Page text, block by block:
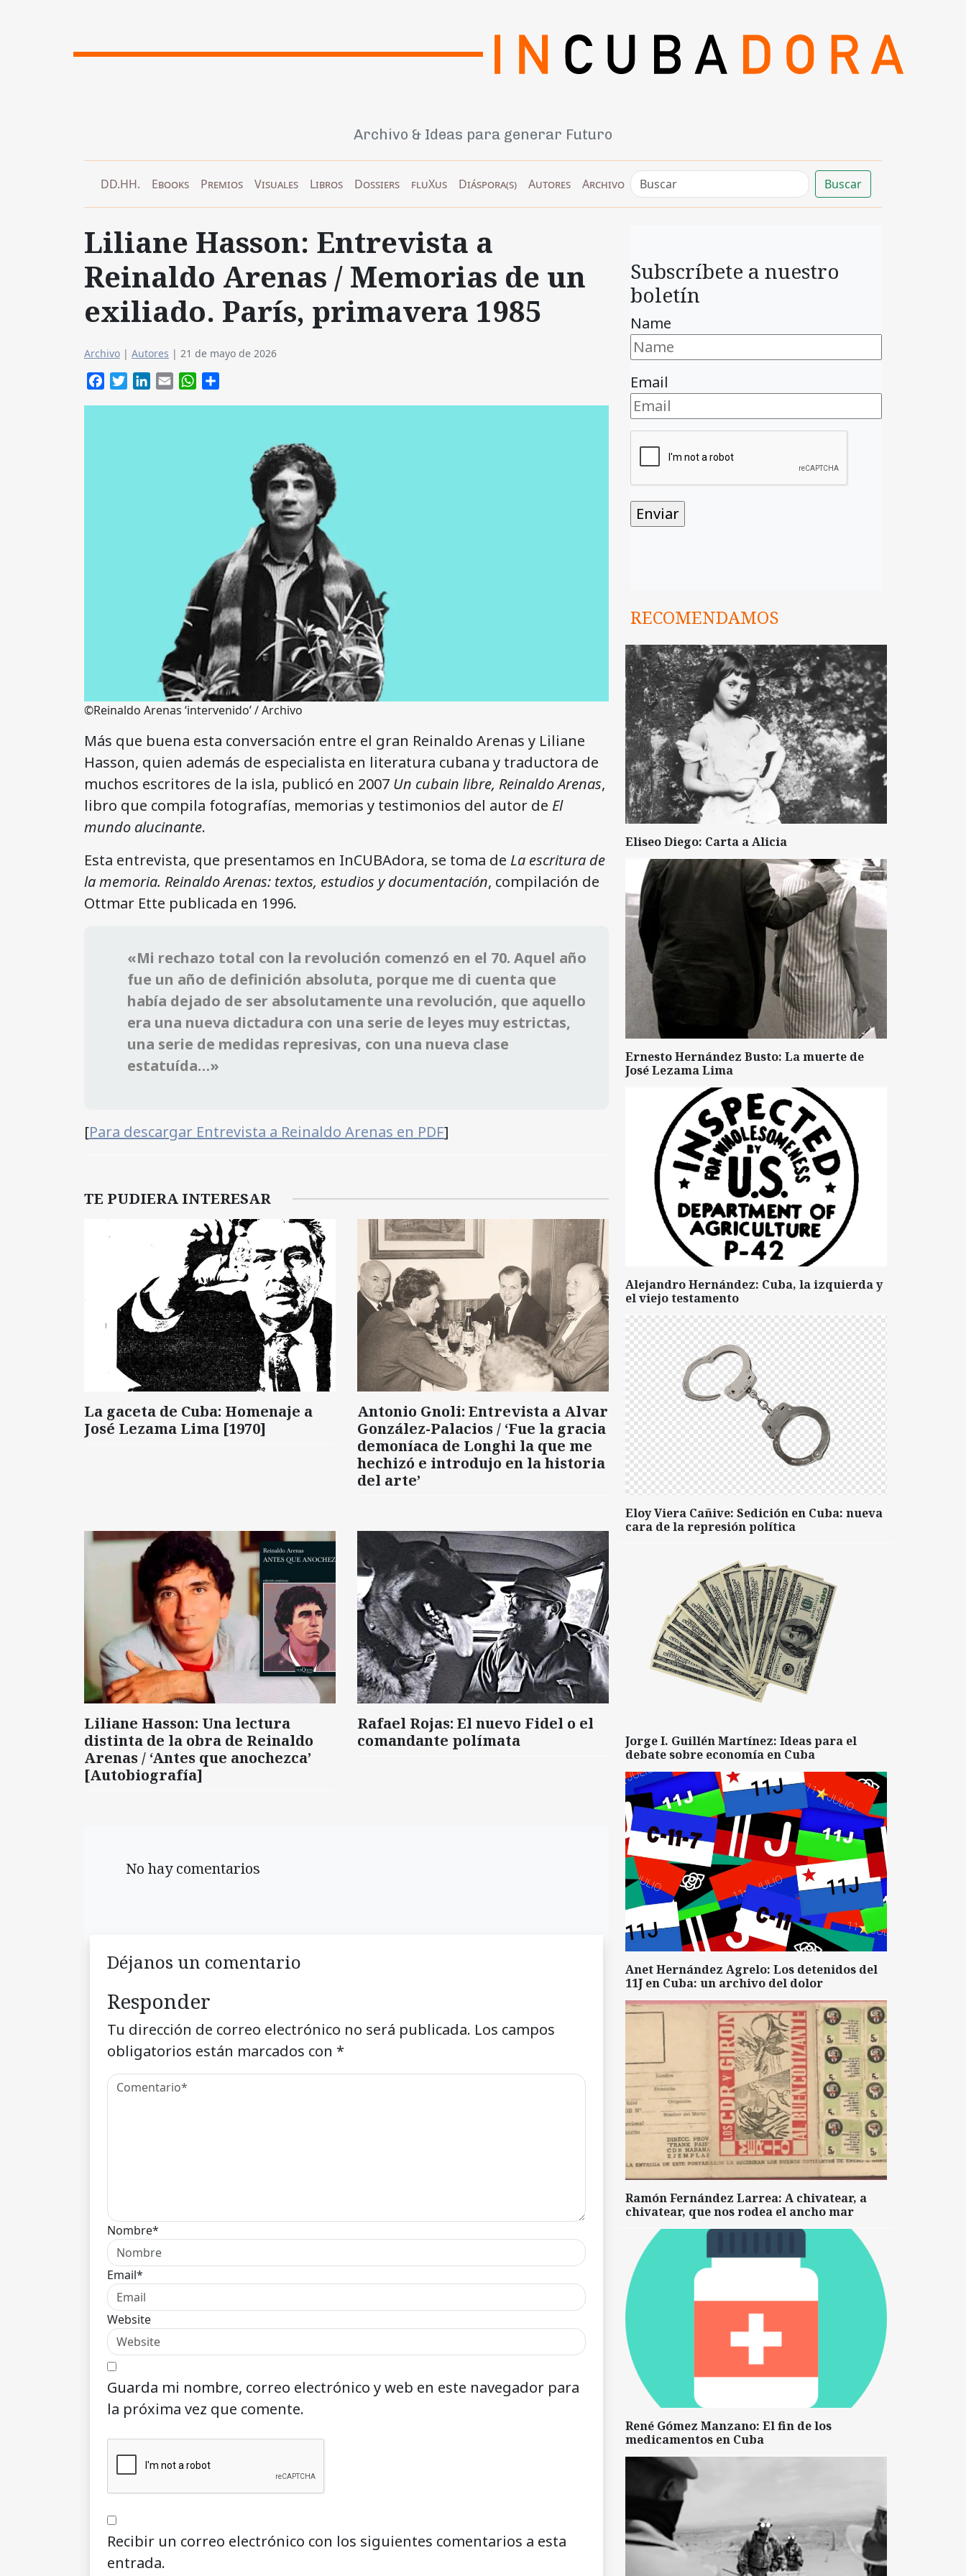
Archivo & Ideas para generar Futuro
DD.HH. Ebooks Premios Visuales Libros Dossiers fluXus Diáspora(s) Autores Archivo Buscar
Liliane Hasson: Entrevista a
Reinaldo Arenas / Memorias de un
exiliado. París, primavera 1985
Archivo | Autores | 21 de mayo de 2026
FacebookTwitterLinkedIn
Email WhatsApp
©Reinaldo Arenas ‘intervenido’ / Archivo
Más que buena esta conversación entre el gran Reinaldo Arenas y Liliane
Hasson, quien además de especialista en literatura cubana y traductora de
muchos escritores de la isla, publicó en 2007 Un cubain libre, Reinaldo Arenas,
libro que compila fotografías, memorias y testimonios del autor de El
mundo alucinante.
Esta entrevista, que presentamos en InCUBAdora, se toma de La escritura de
la memoria. Reinaldo Arenas: textos, estudios y documentación, compilación de
Ottmar Ette publicada en 1996.
«Mi rechazo total con la revolución comenzó en el 70. Aquel año
fue un año de definición absoluta, porque me di cuenta que
había dejado de ser absolutamente una revolución, que aquello
era una nueva dictadura con una serie de leyes muy estrictas,
una serie de medidas represivas, con una nueva clase
estatuída…»
[Para descargar Entrevista a Reinaldo Arenas en PDF]
TE PUDIERA INTERESAR
La gaceta de Cuba: Homenaje a
José Lezama Lima [1970]
Antonio Gnoli: Entrevista a Alvar
González-Palacios / ‘Fue la gracia
demoníaca de Longhi la que me
hechizó e introdujo en la historia
del arte’
Liliane Hasson: Una lectura
distinta de la obra de Reinaldo
Arenas / ‘Antes que anochezca’
[Autobiografía]
Rafael Rojas: El nuevo Fidel o el
comandante polímata
No hay comentarios
Déjanos un comentario
Responder
Tu dirección de correo electrónico no será publicada. Los campos
obligatorios están marcados con *
Nombre*
Email*
Website
Guarda mi nombre, correo electrónico y web en este navegador para
la próxima vez que comente.
Recibir un correo electrónico con los siguientes comentarios a esta
entrada.
Subscríbete a nuestro
boletín
Name
Email
RECOMENDAMOS
Eliseo Diego: Carta a Alicia
Ernesto Hernández Busto: La muerte de
José Lezama Lima
Alejandro Hernández: Cuba, la izquierda y
el viejo testamento
Eloy Viera Cañive: Sedición en Cuba: nueva
cara de la represión política
Jorge I. Guillén Martínez: Ideas para el
debate sobre economía en Cuba
Anet Hernández Agrelo: Los detenidos del
11J en Cuba: un archivo del dolor
Ramón Fernández Larrea: A chivatear, a
chivatear, que nos rodea el ancho mar
René Gómez Manzano: El fin de los
medicamentos en Cuba